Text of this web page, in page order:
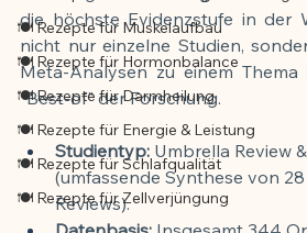
🍽️ Rezepte für Muskelaufbau
🍽️ Rezepte für Hormonbalance
🍽️ Rezepte für Darmheilung
🍽️ Rezepte für Energie & Leistung
🍽️ Rezepte für Schlafqualität
🍽️ Rezepte für Zellverjüngung
die höchste Evidenzstufe in der
nicht nur einzelne Studien,
Meta-Analysen zu einem
"Best-of" der Forschung.
Studientyp: Umbrella Review
(umfassende Synthese von
Reviews).